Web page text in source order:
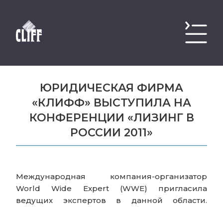
ЮРИДИЧЕСКАЯ ФИРМА
«КЛИФФ» ВЫСТУПИЛА НА
КОНФЕРЕНЦИИ «ЛИЗИНГ В
РОССИИ 2011»
Международная компания-организатор
World Wide Expert (WWE) пригласила
ведущих экспертов в данной области.